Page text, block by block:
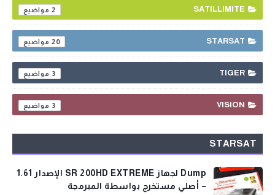
SATILLIMITE
2
STARSAT
20
TIGER
3
VISION
3
STARSAT
Dump لجهاز SR 200HD EXTREME الإصدار 1.61
– أصلي مستخرج بواسطة المبرمجة